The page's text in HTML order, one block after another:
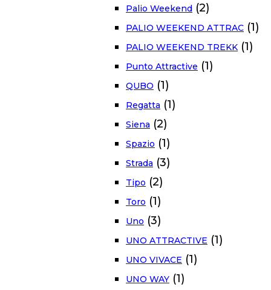
Palio Weekend (2)
PALIO WEEKEND ATTRAC (1)
PALIO WEEKEND TREKK (1)
Punto Attractive (1)
QUBO (1)
Regatta (1)
Siena (2)
Spazio (1)
Strada (3)
Tipo (2)
Toro (1)
Uno (3)
UNO ATTRACTIVE (1)
UNO VIVACE (1)
UNO WAY (1)